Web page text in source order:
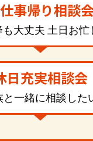
事帰り相談
大丈夫 土日お
日充実相談会
と一緒に相談した